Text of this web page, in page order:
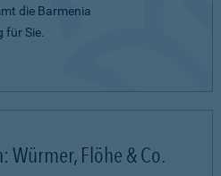
die Barmenia
für Sie.
Würmer, Flöhe & Co.